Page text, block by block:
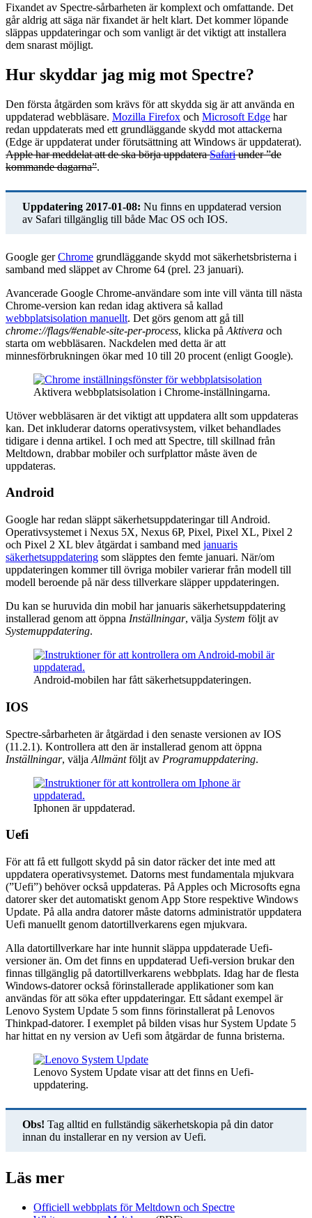
Fixandet av Spectre-sårbarheten är komplext och omfattande. Det
går aldrig att säga när fixandet är helt klart. Det kommer löpande
släppas uppdateringar och som vanligt är det viktigt att installera
dem snarast möjligt.
Hur skyddar jag mig mot Spectre?
Den första åtgärden som krävs för att skydda sig är att använda en
uppdaterad webbläsare. Mozilla Firefox och Microsoft Edge har
redan uppdaterats med ett grundläggande skydd mot attackerna
(Edge är uppdaterat under förutsättning att Windows är uppdaterat).
Apple har meddelat att de ska börja uppdateraSafariunder ”de
kommande dagarna”.
Uppdatering 2017-01-08: Nu finns en uppdaterad version
av Safari tillgänglig till både Mac OS och IOS.
Google gerChrome grundläggande skydd mot säkerhetsbristerna i
samband med släppet av Chrome 64 (prel. 23 januari).
Avancerade Google Chrome-användare som inte vill vänta till nästa
Chrome-version kan redan idag aktivera så kallad
webbplatsisolation manuellt. Det görs genom att gå till
chrome://flags/#enable-site-per-process, klicka på Aktivera och
starta om webbläsaren. Nackdelen med detta är att
minnesförbrukningen ökar med 10 till 20 procent (enligt Google).
Aktivera webbplatsisolation i Chrome-inställningarna.
Utöver webbläsaren är det viktigt att uppdatera allt som uppdateras
kan. Det inkluderar datorns operativsystem, vilket behandlades
tidigare i denna artikel. I och med att Spectre, till skillnad från
Meltdown, drabbar mobiler och surfplattor måste även de
uppdateras.
Android
Google har redan släppt säkerhetsuppdateringar till Android.
Operativsystemet i Nexus 5X, Nexus 6P, Pixel, Pixel XL, Pixel 2
och Pixel 2 XL blev åtgärdat i samband med januaris
säkerhetsuppdatering som släpptes den femte januari. När/om
uppdateringen kommer till övriga mobiler varierar från modell till
modell beroende på när dess tillverkare släpper uppdateringen.
Du kan se huruvida din mobil har januaris säkerhetsuppdatering
installerad genom att öppna Inställningar, välja System följt av
Systemuppdatering.
Android-mobilen har fått säkerhetsuppdateringen.
IOS
Spectre-sårbarheten är åtgärdad i den senaste versionen av IOS
(11.2.1). Kontrollera att den är installerad genom att öppna
Inställningar, välja Allmäntföljt av Programuppdatering.
Iphonen är uppdaterad.
Uefi
För att få ett fullgott skydd på sin dator räcker det inte med att
uppdatera operativsystemet. Datorns mest fundamentala mjukvara
(”Uefi”) behöver också uppdateras. På Apples och Microsofts egna
datorer sker det automatiskt genom App Store respektive Windows
Update. På alla andra datorer måste datorns administratör uppdatera
Uefi manuellt genom datortillverkarens egen mjukvara.
Alla datortillverkare har inte hunnit släppa uppdaterade Uefi-
versioner än. Om det finns en uppdaterad Uefi-version brukar den
finnas tillgänglig på datortillverkarens webbplats. Idag har de flesta
Windows-datorer också förinstallerade applikationer som kan
användas för att söka efter uppdateringar. Ett sådant exempel är
Lenovo System Update 5 som finns förinstallerat på Lenovos
Thinkpad-datorer. I exemplet på bilden visas hur System Update 5
har hittat en ny version av Uefi som åtgärdar de funna bristerna.
Lenovo System Update visar att det finns en Uefi-
uppdatering.
Obs! Tag alltid en fullständig säkerhetskopia på din dator
innan du installerar en ny version av Uefi.
Läs mer
Officiell webbplats för Meltdown och Spectre